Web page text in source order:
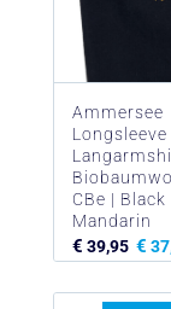
Ammersee
Longsleeve
CBe | Black
Mandarin
€ 39,95 €